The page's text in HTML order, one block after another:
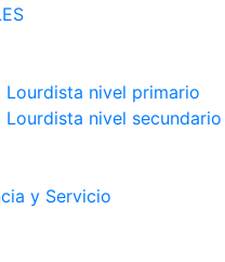
Lourdista nivel primario
nivel secundario
y Servicio